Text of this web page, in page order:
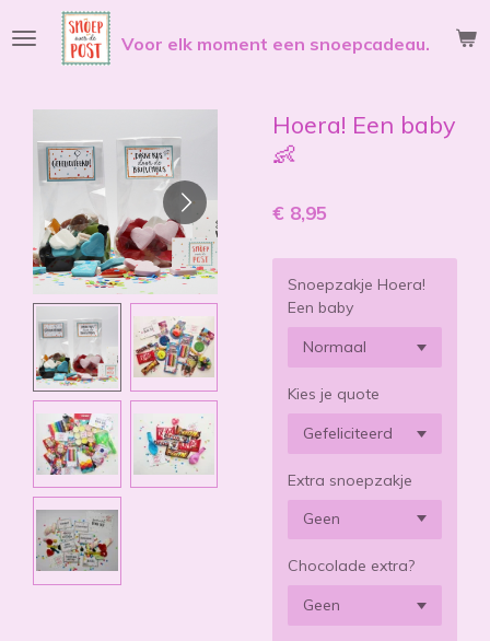
direct
hoofdinhoud
Voor elk moment een snoepcadeau.
Hoera! Een baby
👶
€ 8,95
Snoepzakje Hoera!
Een baby
Kies je quote
Extra snoepzakje
Chocolade extra?